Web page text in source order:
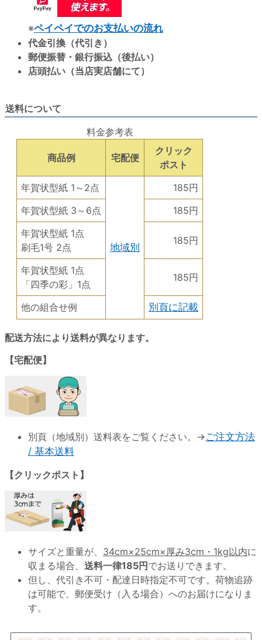
※ペイペイでのお支払いの流れ
代金引換（代引き）
郵便振替・銀行振込（後払い）
店頭払い（当店実店舗にて）
送料について
料金参考表
商品例 宅配便
クリック
ポスト
年賀状型紙 1～2点
地域別
185円
年賀状型紙 3～6点
185円
年賀状型紙 1点
刷毛1号 2点
185円
年賀状型紙 1点
「四季の彩」1点
185円
他の組合せ例 別頁に記載
配送方法により送料が異なります。
【宅配便】
別頁（地域別）送料表をご覧ください。→ご注文方法
/ 基本送料
【クリックポスト】
サイズと重量が、 34cm×25cm×厚み3cm・1kg以内に
収まる場合、 送料一律185円 でお送りできます。
但し、代引き不可・配達日時指定不可です。荷物追跡
は可能で、郵便受け（入る場合）へのお届けになりま
す。